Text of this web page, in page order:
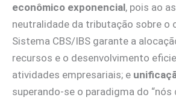
econômico exponencial, pois ao
neutralidade da tributação sobre o
Sistema CBS/IBS garante a
recursos e o desenvolvimento
atividades empresariais; e
superando-se o paradigma do “nós